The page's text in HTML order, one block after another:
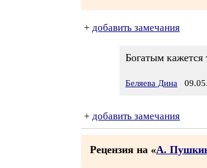
+ добавить замечания
Богатым кажется
Беляева Дина
+ добавить замечания
Рецензия на «А.